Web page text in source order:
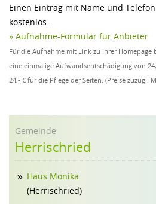
Einen Eintrag mit Name und
kostenlos.
» Aufnahme-Formular für Anbieter
Für die Aufnahme mit Link zu Ihrer Homepage
eine einmalige Aufwandsentschädigung von
24,- € für die Pflege der Seiten. (Preise zuzügl.
Gemeinde
Herrischried
Haus Monika
(Herrischried)